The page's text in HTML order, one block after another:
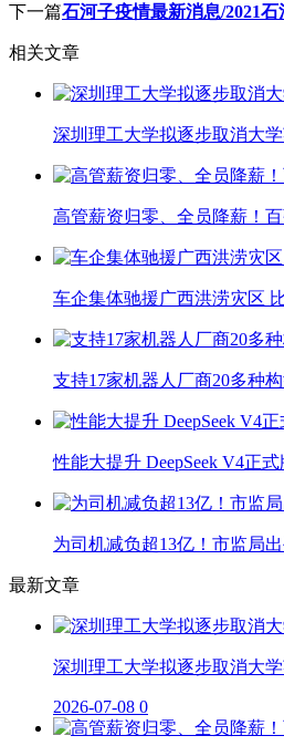
下一篇石河子疫情最新消息/2021石
相关文章
深圳理工大学拟逐步取消大
高管薪资归零、全员降薪！
车企集体驰援广西洪涝灾区
支持17家机器人厂商20多种
性能大提升 DeepSeek V4正
为司机减负超13亿！市监局
最新文章
深圳理工大学拟逐步取消大
2026-07-08 0